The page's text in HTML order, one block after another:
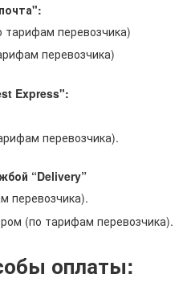
тарифам перевозчика)
перевозчика)
Express":
перевозчика).
“Delivery”
перевозчика).
(по тарифам перевозчика).
оплаты: